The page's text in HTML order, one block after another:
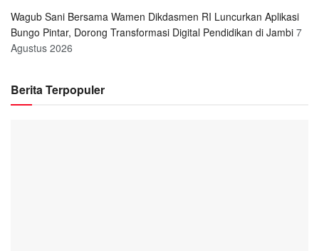
Wagub Sani Bersama Wamen Dikdasmen RI Luncurkan Aplikasi
Bungo Pintar, Dorong Transformasi Digital Pendidikan di Jambi 7
Agustus 2026
Berita Terpopuler